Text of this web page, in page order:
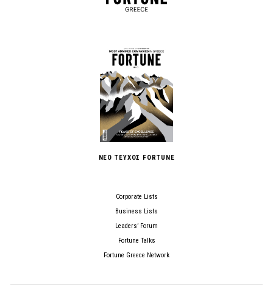
ΝΕΟ ΤΕΥΧΟΣ FORTUNE
Corporate Lists
Business Lists
Leaders’ Forum
Fortune Talks
Fortune Greece Network